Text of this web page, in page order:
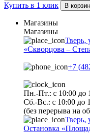
Купить в 1 клик В
Магазины
Магазины
Тверь,
«Скворцова –
+7
Пн.-Пт.: с 10:00 до
Сб.-Вс.: с 10:00 до
(без перерыва на
Тверь,
Остановка